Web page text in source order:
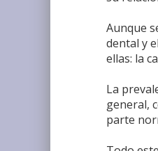
Aunque
dental y
ellas: la
La
general,
parte